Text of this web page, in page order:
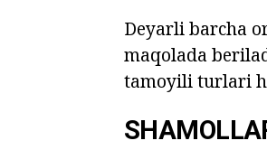
Deyarli barcha
maqolada
tamoyili turlari